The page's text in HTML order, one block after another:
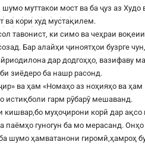
шумо муттакои мост ва ба ҷуз аз
ва кори худ мустақилем.
тавонист, ки симо ва чеҳраи
Бар алайҳи ҷиноятҳои бузрге
дар додгоҳҳо, вазифаву
зиёдеро ба нашр расонд.
ва ҳам «Номаҳо аз ноҳияҳо ва
истиқболи гарм рӯбарӯ мешаванд.
муҳоҷирони корӣ дар ақсо
паёмҳо гуногун ба мо мерасанд.
шумо ҳамватанони гиромӣ,ҳамроҳ